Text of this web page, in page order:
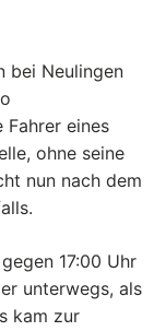
bei Neulingen
Fahrer eines
ohne seine
nun nach dem
17:00 Uhr
unterwegs, als
kam zur